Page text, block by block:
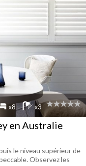
x8 x3
en Australie
le niveau supérieur de
Observez les